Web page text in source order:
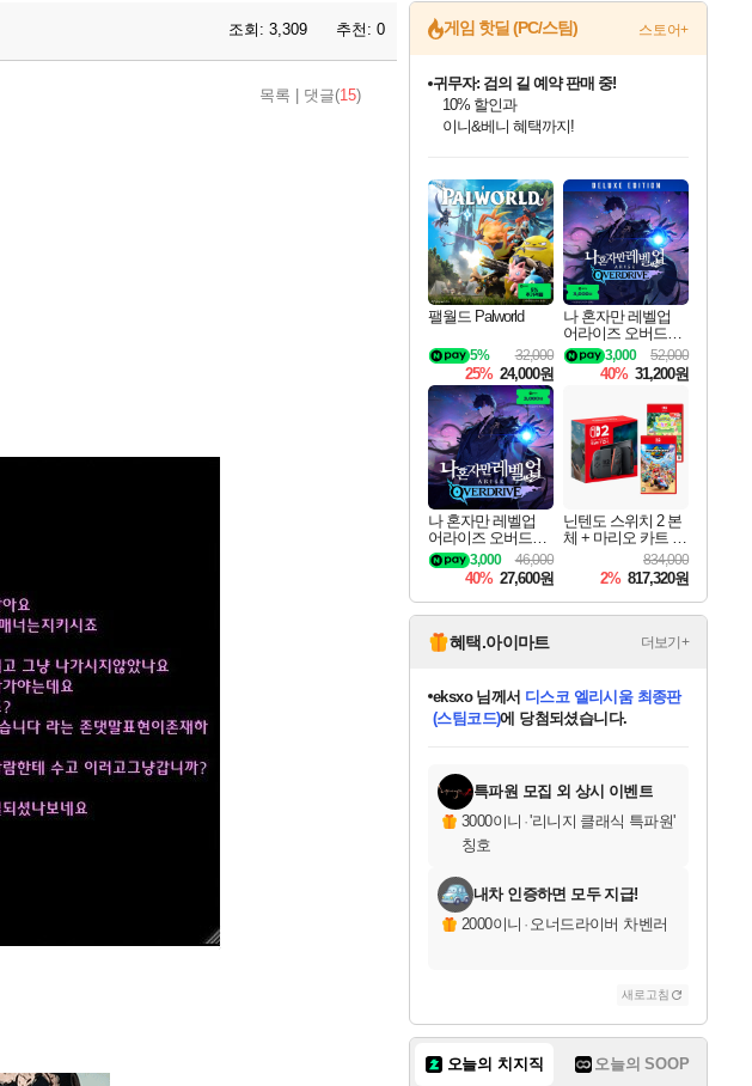
조회: 3,309 추천: 0
목록 댓글(15)
게임 핫딜 (PC/스팀) 스토어+
최대 90% 할인가를 만나보세요!
네이버혜택과 함께 만나보세요!
50%할인&추가 적립까지!
귀무자: 검의 길 예약 판매 중!
10% 할인과
이니&베니 혜택까지!
네이버 혜택가와 함께 예약하세요!
할인&네이버혜택으로 만나보세요!
네이버페이 혜택과 만나보세요!
40주년 프로모션으로 만나보세요!
네이버 포인트 혜택까지!
할인가에 만나보세요!
일부 에디션 상시 할인!
혜택으로 예약 판매 중
편안하게 충전하세요
팰월드 Palworld
32,000
5%
25% 24,000원
나 혼자만 레벨업
어라이즈 오버드라
이브 디럭스 에디션
Solo Leveling Arise
Overdrive Deluxe Edi
52,000
3,000
40% 31,200원
나 혼자만 레벨업
어라이즈 오버드라
이브 Solo Leveling A
rise
46,000
3,000
40% 27,600원
닌텐도 스위치 2 본
체 + 마리오 카트 월
드 + 포켓몬 포코피
아 번들
834,000
2% 817,320원
혜택.아이마트 더보기+
당첨되셨습니다.
당첨되셨습니다.
eksxo님께서 디스코 엘리시움 최종판
(스팀코드)에 당첨되셨습니다.
당첨되셨습니다.
당첨되셨습니다.
에디션 (스팀코드)를 교환.
당첨되셨습니다.
당첨되셨습니다.
당첨되셨습니다.
당첨되셨습니다.
특파원 모집 외 상시 이벤트
3000이니 ·'리니지 클래식 특파원'
칭호
내차 인증하면 모두 지급!
2000이니 · 오너드라이버 차벤러
새로고침
오늘의 치지직 오늘의 SOOP